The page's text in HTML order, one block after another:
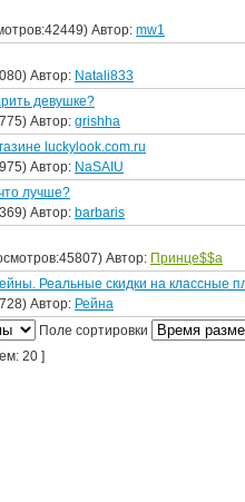
Автор: mw1
Автор: Natali833
девушке?
Автор: grishha
luckylook.com.ru
Автор: NaSAIU
лучше?
Автор: barbaris
Автор: Принце$$а
Реальные скидки на классные
Автор: Рейна
Поле сортировки
20 ]